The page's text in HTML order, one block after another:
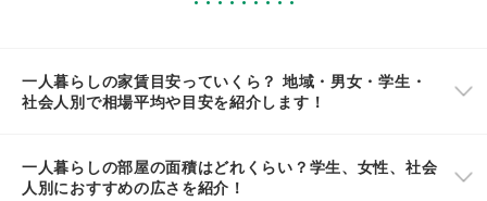
一人暮らしの家賃目安っていくら？ 地域・男女・学生・
社会人別で相場平均や目安を紹介します！
一人暮らしの部屋の面積はどれくらい？学生、女性、社会
人別におすすめの広さを紹介！